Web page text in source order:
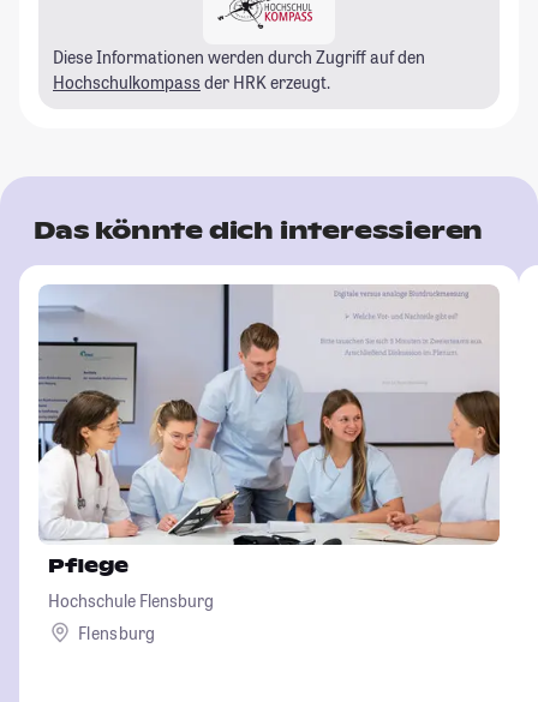
Diese Informationen werden durch Zugriff auf den
Hochschulkompass der HRK erzeugt.
Das könnte dich interessieren
Pflege
Hochschule Flensburg
Flensburg